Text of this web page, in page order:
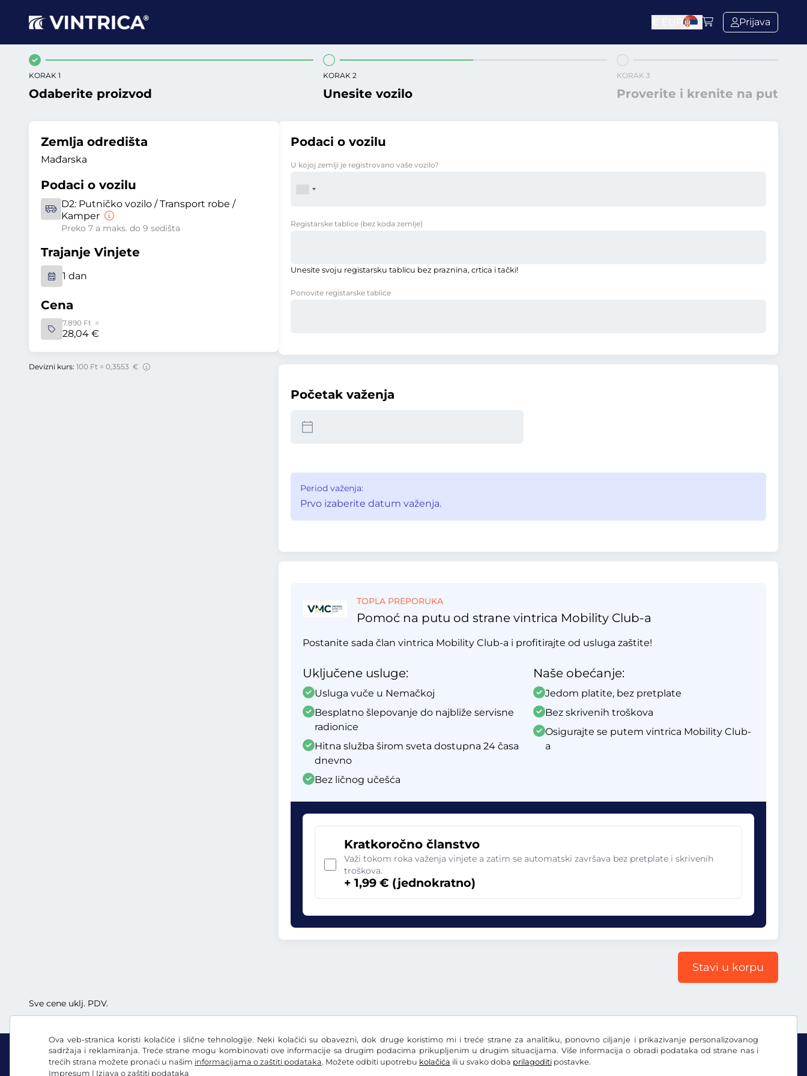
Ova veb-stranica koristi kolačiće i slične tehnologije. Neki kolačići su obavezni, dok druge koristimo mi i treće strane za analitiku, ponovno ciljanje i prikazivanje personalizovanog
sadržaja i reklamiranja. Treće strane mogu kombinovati ove informacije sa drugim podacima prikupljenim u drugim situacijama. Više informacija o obradi podataka od strane nas i
trećih strana možete pronaći u našim informacijama o zaštiti podataka. Možete odbiti upotrebu kolačića ili u svako doba prilagoditi postavke.
Impresum | Izjava o zaštiti podataka
Prijava
KORAK 1
Odaberite proizvod
KORAK 2
Unesite vozilo
KORAK 3
Proverite i krenite na put
Zemlja odredišta
Mađarska
Podaci o vozilu
D2: Putničko vozilo / Transport robe /
Kamper
Preko 7 a maks. do 9 sedišta
Trajanje Vinjete
1 dan
Cena
7.890 Ft =
28,04 €
Devizni kurs: 100 Ft = 0,3553 €
Podaci o vozilu
U kojoj zemlji je registrovano vaše vozilo?
Registarske tablice (bez koda zemlje)
Unesite svoju registarsku tablicu bez praznina, crtica i tački!
Ponovite registarske tablice
Početak važenja
Period važenja:
Prvo izaberite datum važenja.
TOPLA PREPORUKA
Pomoć na putu od strane vintrica Mobility Club-a
Postanite sada član vintrica Mobility Club-a i profitirajte od usluga zaštite!
Uključene usluge:
Usluga vuče u Nemačkoj
Besplatno šlepovanje do najbliže servisne
radionice
Hitna služba širom sveta dostupna 24 časa
dnevno
Bez ličnog učešća
Naše obećanje:
Jedom platite, bez pretplate
Bez skrivenih troškova
Osigurajte se putem vintrica Mobility Club-
a
Kratkoročno članstvo
Važi tokom roka važenja vinjete a zatim se automatski završava bez pretplate i skrivenih
troškova.
+ 1,99 € (jednokratno)
Stavi u korpu
Sve cene uklj. PDV.